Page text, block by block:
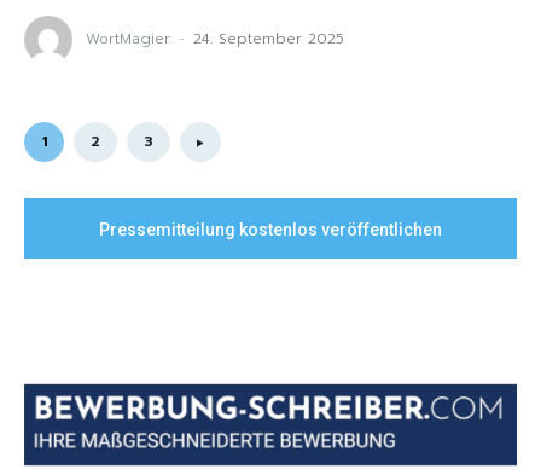
WortMagier - 24. September 2025
1 2 3
Pressemitteilung kostenlos veröffentlichen